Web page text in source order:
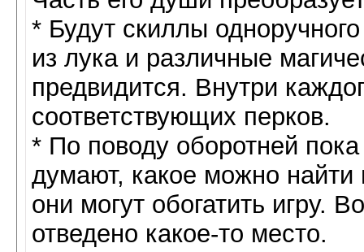
* Будут скиллы
из лука и различные
предвидится. Внутри
соответствующих перков.
* По поводу оборотней
думают, какое можно
они могут обогатить игру.
отведено какое-то место.